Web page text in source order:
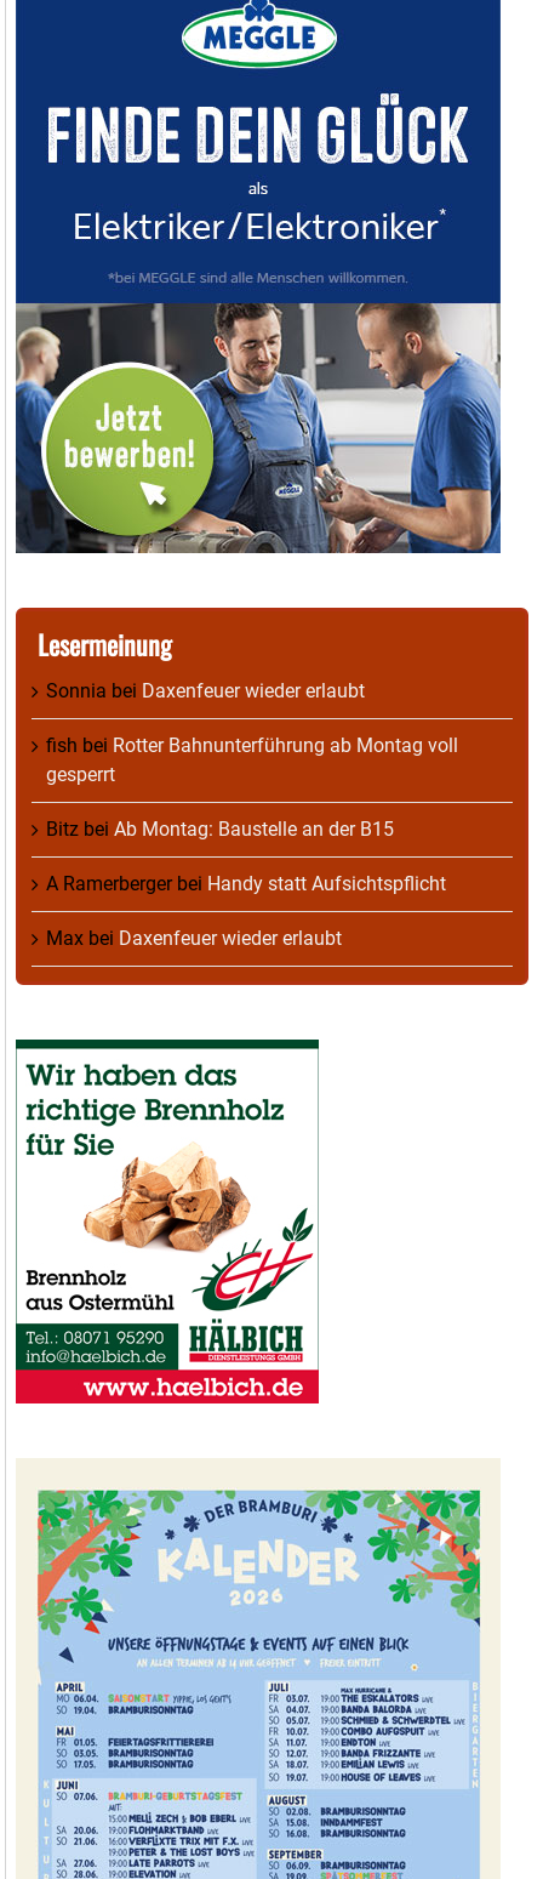
Lesermeinung
Sonnia bei Daxenfeuer wieder erlaubt
fish bei Rotter Bahnunterführung ab Montag voll
gesperrt
Bitz bei Ab Montag: Baustelle an der B15
A Ramerbergerbei Handy statt Aufsichtspflicht
Max bei Daxenfeuer wieder erlaubt